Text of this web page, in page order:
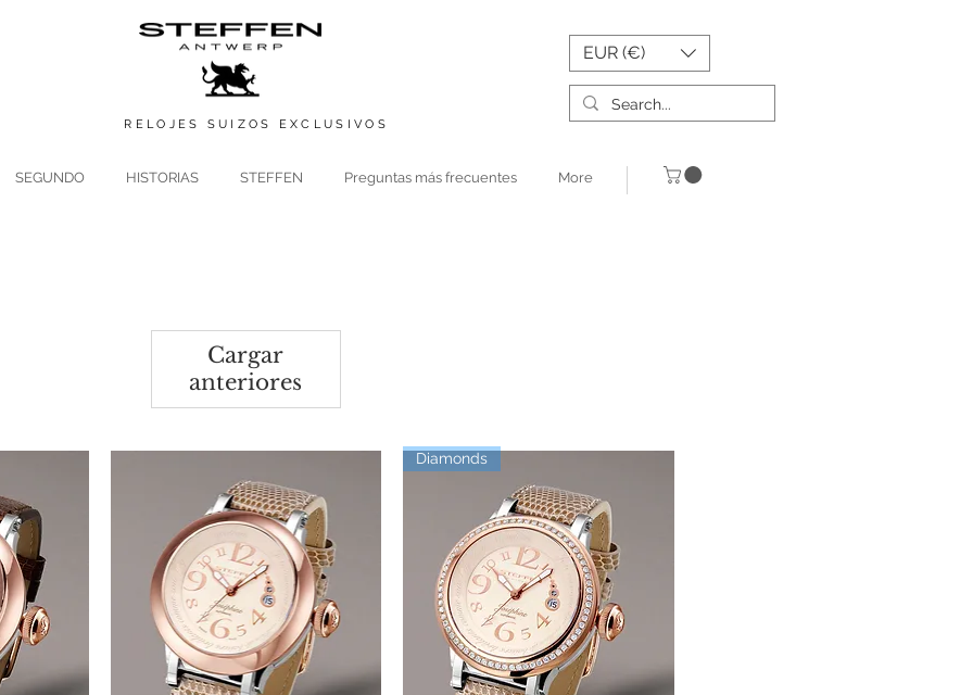
RELOJES SUIZOS EXCLUSIVOS
EUR (€)
SEGUNDO HISTORIAS STEFFEN Preguntas más frecuentes More
Cargar
anteriores
Diamonds